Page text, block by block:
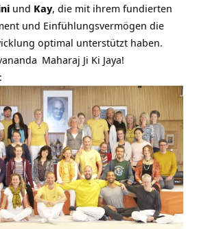
und Kay, die mit ihrem fundierten
und Einfühlungsvermögen die
optimal unterstützt haben.
Maharaj Ji Ki Jaya!
: